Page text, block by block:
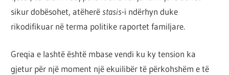
sikur dobësohet, atëherë stasis-i ndërhyn duke
rikodifikuar në terma politike raportet familjare.
Greqia e lashtë është mbase vendi ku ky tension ka
gjetur për një moment një ekuilibër të përkohshëm e të